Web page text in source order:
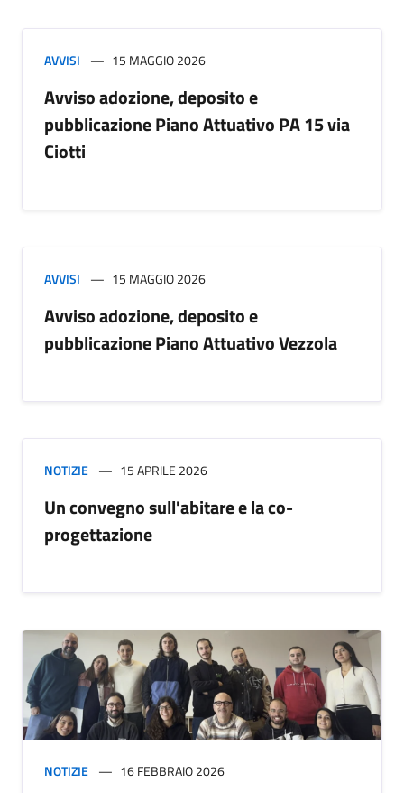
AVVISI 15 MAGGIO 2026
Avviso adozione, deposito e
pubblicazione Piano Attuativo PA 15 via
Ciotti
AVVISI 15 MAGGIO 2026
Avviso adozione, deposito e
pubblicazione Piano Attuativo Vezzola
NOTIZIE 15 APRILE 2026
Un convegno sull'abitare e la co-
progettazione
NOTIZIE 16 FEBBRAIO 2026